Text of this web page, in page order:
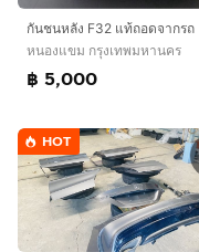
กันชนหลัง F32 แท้ถอดจากรถ
หนองแขม กรุงเทพมหานคร
฿ 5,000
HOT